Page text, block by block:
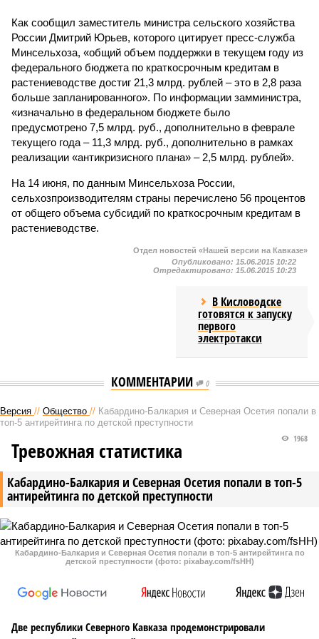
Как сообщил заместитель министра сельского хозяйства
России Дмитрий Юрьев, которого цитирует пресс-служба
Минсельхоза, «общий объем поддержки в текущем году из
федерального бюджета по краткосрочным кредитам в
растениеводстве достиг 21,3 млрд. рублей – это в 2,8 раза
больше запланированного». По информации замминистра,
«изначально в федеральном бюджете было
предусмотрено 7,5 млрд. руб., дополнительно в феврале
текущего года – 11,3 млрд. руб., дополнительно в рамках
реализации «антикризисного плана» – 2,5 млрд. рублей».
На 14 июня, по данным Минсельхоза России,
сельхозпроизводителям страны перечислено 56 процентов
от общего объема субсидий по краткосрочным кредитам в
растениеводстве.
Отдел новостей «Нашей версии на Кавказе»
Опубликовано: 15.06.2015 10:22
Отредактировано: 15.06.2015 10:23
В Кисловодске
готовятся к запуску
первого
электротакси
КОММЕНТАРИИ 0
Версия // Общество // Кабардино-Балкария и Северная Осетия попали в
топ-5 антирейтинга по детской преступности
Кабардино-Балкария и Северная Осетия попали в топ-5
антирейтинга по детской преступности
1968
Тревожная статистика
Кабардино-Балкария и Северная Осетия попали в топ-5 антирейтинга по
детской преступности (фото: pixabay.com/fsHH)
Две республики Северного Кавказа продемонстрировали